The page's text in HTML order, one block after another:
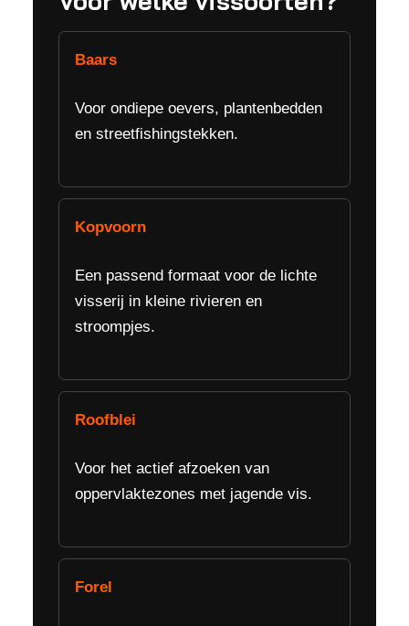
Baars
Voor ondiepe oevers, plantenbedden
en streetfishingstekken.
Kopvoorn
Een passend formaat voor de lichte
visserij in kleine rivieren en
stroompjes.
Roofblei
Voor het actief afzoeken van
oppervlaktezones met jagende vis.
Forel